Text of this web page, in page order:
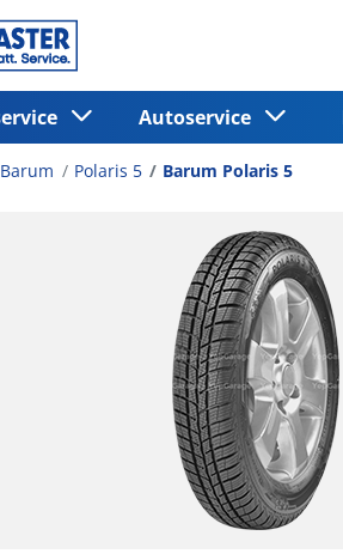
Autoservice
Barum Polaris 5 Barum Polaris 5